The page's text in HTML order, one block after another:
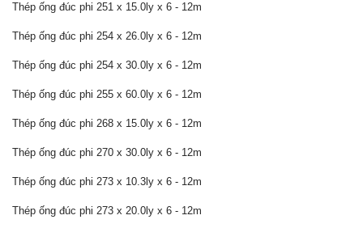
Thép ống đúc phi 251 x 15.0ly x 6 - 12m
Thép ống đúc phi 254 x 26.0ly x 6 - 12m
Thép ống đúc phi 254 x 30.0ly x 6 - 12m
Thép ống đúc phi 255 x 60.0ly x 6 - 12m
Thép ống đúc phi 268 x 15.0ly x 6 - 12m
Thép ống đúc phi 270 x 30.0ly x 6 - 12m
Thép ống đúc phi 273 x 10.3ly x 6 - 12m
Thép ống đúc phi 273 x 20.0ly x 6 - 12m